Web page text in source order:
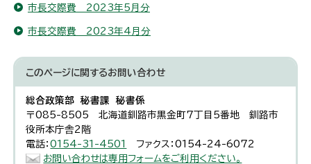
市長交際費 2023年5月分
市長交際費 2023年4月分
このページに関するお問い合わせ
総合政策部 秘書課 秘書係
〒085-8505 北海道釧路市黒金町7丁目5番地 釧路市
役所本庁舎2階
電話：0154-31-4501
ファクス：0154-24-6072
お問い合わせは専用フォームをご利用ください。